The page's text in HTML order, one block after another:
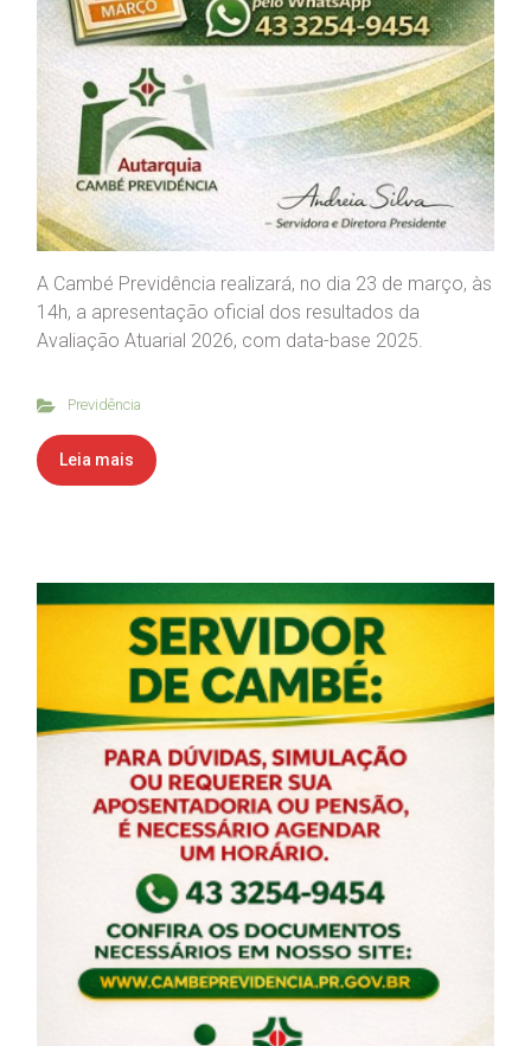
A Cambé Previdência realizará, no dia 23 de março, às
14h, a apresentação oficial dos resultados da
Avaliação Atuarial 2026, com data-base 2025.
Previdência
Leia mais